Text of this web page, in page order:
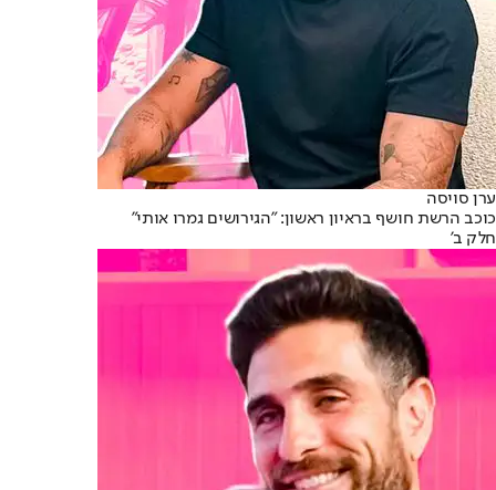
ערן סויסה
כוכב הרשת חושף בראיון ראשון: "הגירושים גמרו אותי"
חלק ב'